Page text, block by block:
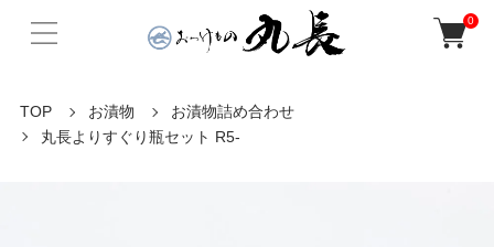
0
TOP お漬物
お漬物詰め合わせ
丸長よりすぐり瓶セット R5-